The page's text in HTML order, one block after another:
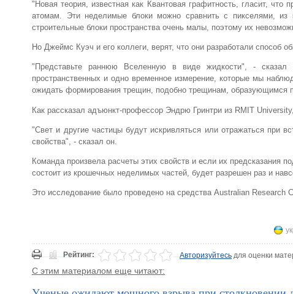
"Новая теория, известная как Квантовая графитность, гласит,
атомам. Эти неделимые блоки можно сравнить с пикселями, из
строительные блоки пространства очень малы, поэтому их
Но Джеймс Куэч и его коллеги, верят, что они разработали способ
"Представьте раннюю Вселенную в виде жидкости", -
пространственных и одно временное измерение, которые мы
ожидать формирования трещин, подобно трещинам, образующимся
Как рассказал адъюнкт-профессор Эндрю Гринтри из RMIT
"Свет и другие частицы будут искривляться или отражаться
свойства", - сказал он.
Команда произвела расчеты этих свойств и если их предсказания
состоит из крошечных неделимых частей, будет разрешен раз и
Это исследование было проведено на средства Australian Research
Рейтинг: Авторизуйтесьдля оценки
С этим материалом еще читают: